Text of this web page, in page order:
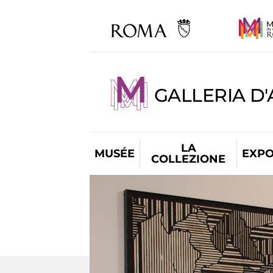
GALLERIA
MUSÉE
LA
COLLEZIONE